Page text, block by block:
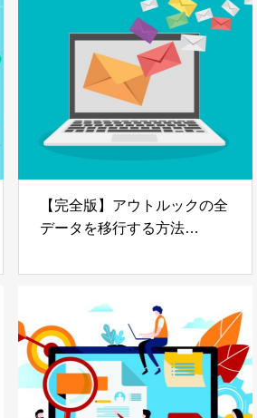
【完全版】アウトルックの全
データを移行する方法